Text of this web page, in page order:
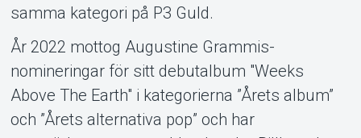
samma kategori på P3 Guld.
År 2022 mottog Augustine Grammis-
nomineringar för sitt debutalbum "Weeks
Above The Earth" i kategorierna ”Årets album”
och ”Årets alternativa pop” och har